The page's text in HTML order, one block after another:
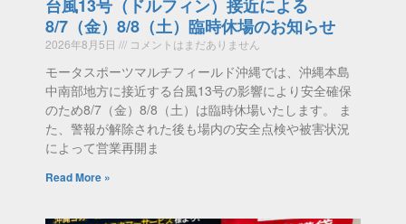
台風13号（ドルフィン）接近による
8/7（金）8/8（土）臨時休場のお知らせ
2026年8月5日 コメントはまだありません
モータスポーツマルチフィールド沖縄では、沖縄本島
中南部地方に接近する台風13号の影響により安全確保
のため8/7（金）8/8（土）は臨時休場いたします。 ま
た、警報が解除された後も場内の安全点検や被害状況
によって営業再開ま
Read More »